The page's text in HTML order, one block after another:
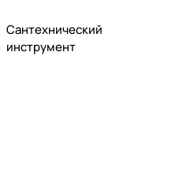
Сантехнический
инструмент